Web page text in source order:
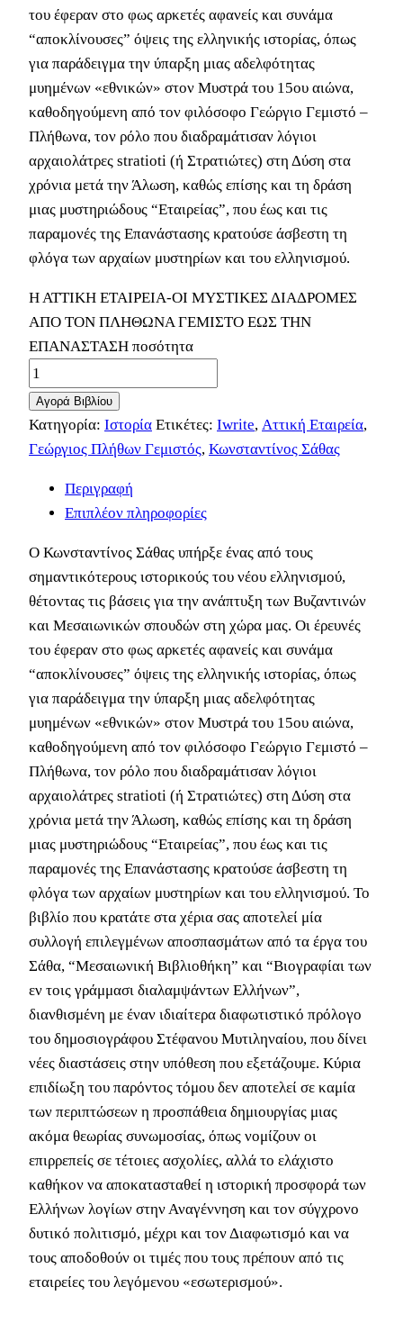
του έφεραν στο φως αρκετές αφανείς και συνάμα
“αποκλίνουσες” όψεις της ελληνικής ιστορίας, όπως
για παράδειγμα την ύπαρξη μιας αδελφότητας
μυημένων «εθνικών» στον Μυστρά του 15ου αιώνα,
καθοδηγούμενη από τον φιλόσοφο Γεώργιο Γεμιστό –
Πλήθωνα, τον ρόλο που διαδραμάτισαν λόγιοι
αρχαιολάτρες stratioti (ή Στρατιώτες) στη Δύση στα
χρόνια μετά την Άλωση, καθώς επίσης και τη δράση
μιας μυστηριώδους “Εταιρείας”, που έως και τις
παραμονές της Επανάστασης κρατούσε άσβεστη τη
φλόγα των αρχαίων μυστηρίων και του ελληνισμού.
Η ΑΤΤΙΚΗ ΕΤΑΙΡΕΙΑ-ΟΙ ΜΥΣΤΙΚΕΣ ΔΙΑΔΡΟΜΕΣ
ΑΠΟ ΤΟΝ ΠΛΗΘΩΝΑ ΓΕΜΙΣΤΟ ΕΩΣ ΤΗΝ
ΕΠΑΝΑΣΤΑΣΗ ποσότητα
Αγορά Βιβλίου
Κατηγορία: Ιστορία Ετικέτες: Iwrite, Αττική Εταιρεία,
Γεώργιος Πλήθων Γεμιστός, Κωνσταντίνος Σάθας
Περιγραφή
Επιπλέον πληροφορίες
Ο Κωνσταντίνος Σάθας υπήρξε ένας από τους
σημαντικότερους ιστορικούς του νέου ελληνισμού,
θέτοντας τις βάσεις για την ανάπτυξη των Βυζαντινών
και Μεσαιωνικών σπουδών στη χώρα μας. Οι έρευνές
του έφεραν στο φως αρκετές αφανείς και συνάμα
“αποκλίνουσες” όψεις της ελληνικής ιστορίας, όπως
για παράδειγμα την ύπαρξη μιας αδελφότητας
μυημένων «εθνικών» στον Μυστρά του 15ου αιώνα,
καθοδηγούμενη από τον φιλόσοφο Γεώργιο Γεμιστό –
Πλήθωνα, τον ρόλο που διαδραμάτισαν λόγιοι
αρχαιολάτρες stratioti (ή Στρατιώτες) στη Δύση στα
χρόνια μετά την Άλωση, καθώς επίσης και τη δράση
μιας μυστηριώδους “Εταιρείας”, που έως και τις
παραμονές της Επανάστασης κρατούσε άσβεστη τη
φλόγα των αρχαίων μυστηρίων και του ελληνισμού. Το
βιβλίο που κρατάτε στα χέρια σας αποτελεί μία
συλλογή επιλεγμένων αποσπασμάτων από τα έργα του
Σάθα, “Μεσαιωνική Βιβλιοθήκη” και “Βιογραφίαι των
εν τοις γράμμασι διαλαμψάντων Ελλήνων”,
διανθισμένη με έναν ιδιαίτερα διαφωτιστικό πρόλογο
του δημοσιογράφου Στέφανου Μυτιληναίου, που δίνει
νέες διαστάσεις στην υπόθεση που εξετάζουμε. Κύρια
επιδίωξη του παρόντος τόμου δεν αποτελεί σε καμία
των περιπτώσεων η προσπάθεια δημιουργίας μιας
ακόμα θεωρίας συνωμοσίας, όπως νομίζουν οι
επιρρεπείς σε τέτοιες ασχολίες, αλλά το ελάχιστο
καθήκον να αποκατασταθεί η ιστορική προσφορά των
Ελλήνων λογίων στην Αναγέννηση και τον σύγχρονο
δυτικό πολιτισμό, μέχρι και τον Διαφωτισμό και να
τους αποδοθούν οι τιμές που τους πρέπουν από τις
εταιρείες του λεγόμενου «εσωτερισμού».